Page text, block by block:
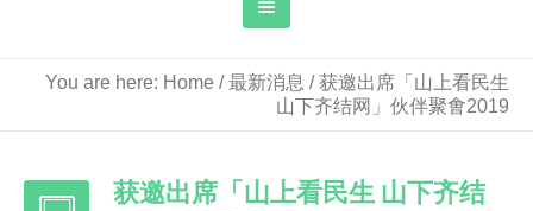
You are here: Home /最新消息 /获邀出席「山上看民生
山下齐结网」伙伴聚㑹2019
获邀出席「山上看民生 山下齐结